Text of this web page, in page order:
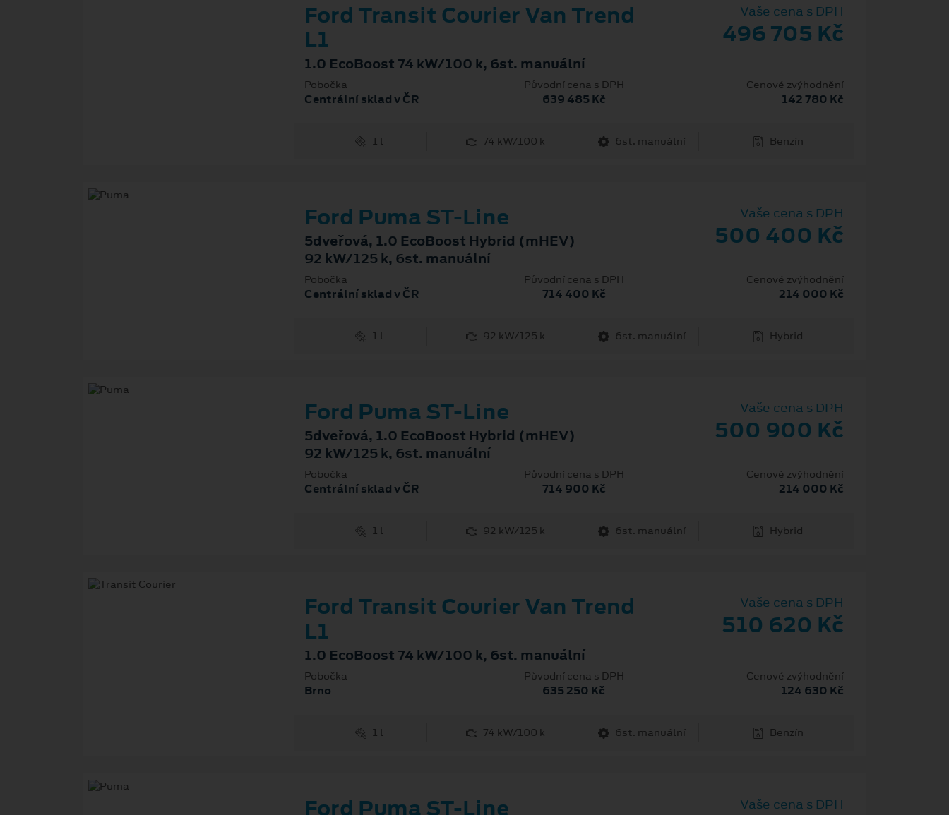
Ford Transit Courier Van Trend
L1
1.0 EcoBoost 74 kW/100 k, 6st. manuální
Vaše cena s DPH
496 705 Kč
Pobočka
Centrální sklad v ČR
Původní cena s DPH
639 485 Kč
Cenové zvýhodnění
142 780 Kč
1 l 74 kW/100 k 6st. manuální Benzín
Ford Puma ST-Line
5dveřová, 1.0 EcoBoost Hybrid (mHEV)
92 kW/125 k, 6st. manuální
Vaše cena s DPH
500 400 Kč
Pobočka
Centrální sklad v ČR
Původní cena s DPH
714 400 Kč
Cenové zvýhodnění
214 000 Kč
1 l 92 kW/125 k 6st. manuální Hybrid
Ford Puma ST-Line
5dveřová, 1.0 EcoBoost Hybrid (mHEV)
92 kW/125 k, 6st. manuální
Vaše cena s DPH
500 900 Kč
Pobočka
Centrální sklad v ČR
Původní cena s DPH
714 900 Kč
Cenové zvýhodnění
214 000 Kč
1 l 92 kW/125 k 6st. manuální Hybrid
Ford Transit Courier Van Trend
L1
1.0 EcoBoost 74 kW/100 k, 6st. manuální
Vaše cena s DPH
510 620 Kč
Pobočka
Brno
Původní cena s DPH
635 250 Kč
Cenové zvýhodnění
124 630 Kč
1 l 74 kW/100 k 6st. manuální Benzín
Ford Puma ST-Line Vaše cena s DPH